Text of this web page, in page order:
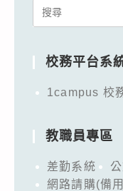
Search
校務平台系
1campus 校
教職員專區
差勤系統
網路請購(備